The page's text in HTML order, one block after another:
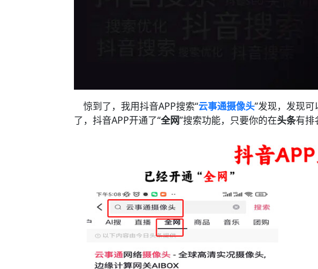
惊到了，我用抖音APP搜索“云事通摄像头”发现，发现
了，抖音APP开通了“全网”搜索功能，只要你的在头条有排